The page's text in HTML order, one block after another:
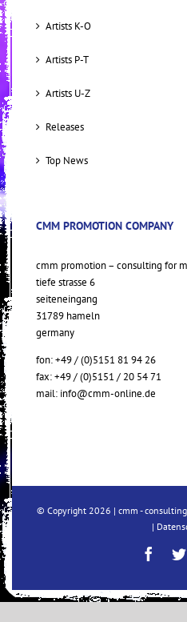
Artists K-O
Artists P-T
Artists U-Z
Releases
Top News
CMM PROMOTION COMPANY
cmm promotion – consulting for
tiefe strasse 6
seiteneingang
31789 hameln
germany
fon: +49 / (0)5151 81 94 26
fax: +49 / (0)5151 / 20 54 71
mail: info@cmm-online.de
© Copyright 2026 | cmm -
|